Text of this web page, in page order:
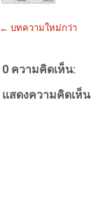
← บทความใหม่กว่า
0 ความคิดเห็น:
แสดงความคิดเห็น